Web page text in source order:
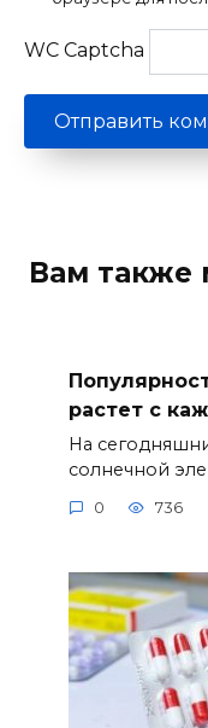
WC Captcha
Вам также
растет с
На
солнечной
0 736